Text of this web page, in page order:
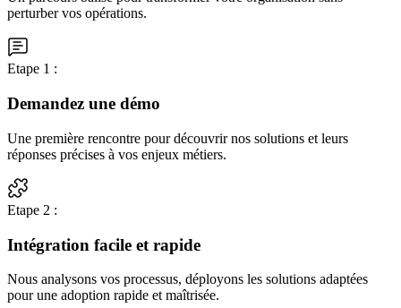
perturber vos opérations.
Etape 1 :
Demandez une démo
Une première rencontre pour découvrir nos solutions et leurs
réponses précises à vos enjeux métiers.
Etape 2 :
Intégration facile et rapide
Nous analysons vos processus, déployons les solutions adaptées
pour une adoption rapide et maîtrisée.